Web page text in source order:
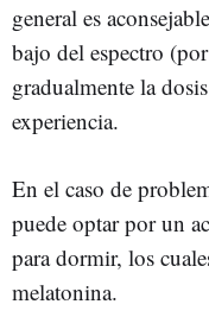
general es
bajo del espectro
gradualmente la
experiencia.
En el caso de
puede optar por un
para dormir, los
melatonina.